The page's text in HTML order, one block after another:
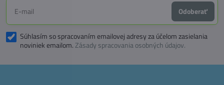
Odoberať
Súhlasím so spracovaním emailovej adresy za účelom zasielania
noviniek emailom.Zásady spracovania osobných údajov.